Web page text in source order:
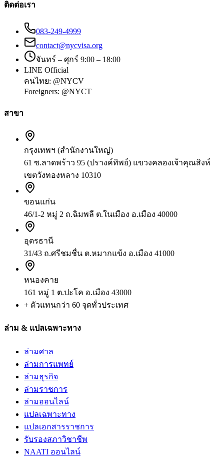
ติดต่อเรา
083-249-4999
contact@nycvisa.org
จันทร์ – ศุกร์ 9:00 – 18:00
LINE Official
คนไทย: @NYCV
Foreigners: @NYCT
สาขา
กรุงเทพฯ (สำนักงานใหญ่)
61 ซ.ลาดพร้าว 95 (ปรางค์ทิพย์) แขวงคลองเจ้าคุณสิงห์
เขตวังทองหลาง 10310
ขอนแก่น
46/1-2 หมู่ 2 ถ.ฉิมพลี ต.ในเมือง อ.เมือง 40000
อุดรธานี
31/43 ถ.ศรีชมชื่น ต.หมากแข้ง อ.เมือง 41000
หนองคาย
161 หมู่ 1 ต.ปะโค อ.เมือง 43000
+ ตัวแทนกว่า 60 จุดทั่วประเทศ
ล่าม & แปลเฉพาะทาง
ล่ามศาล
ล่ามการแพทย์
ล่ามธุรกิจ
ล่ามราชการ
ล่ามออนไลน์
แปลเฉพาะทาง
แปลเอกสารราชการ
รับรองสภาวิชาชีพ
NAATI ออนไลน์